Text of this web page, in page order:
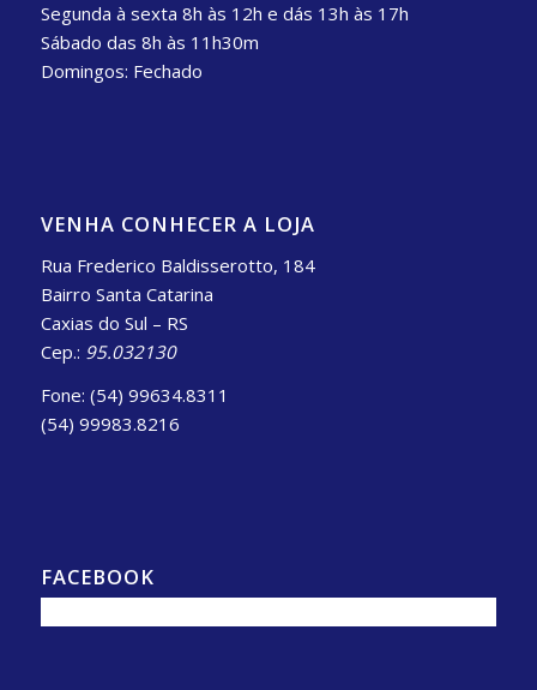
Segunda à sexta 8h às 12h e dás 13h às 17h
Sábado das 8h às 11h30m
Domingos: Fechado
VENHA CONHECER A LOJA
Rua Frederico Baldisserotto, 184
Bairro Santa Catarina
Caxias do Sul – RS
Cep.: 95.032130
Fone: (54) 99634.8311
(54) 99983.8216
FACEBOOK